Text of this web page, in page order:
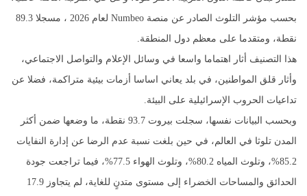
بحسب مؤشر التلوث الصادر عن منصة Numbeo لعام 2026 ، مسجلا 89.3
نقطة، ومتقدما على معظم دول المنطقة.
هذا التصنيف أثار اهتماما واسعا في وسائل الإعلام والتواصل الاجتماعي،
وأثار قلق المواطنين، في بلد يعاني اساسا أزمات بيئية متراكمة، فضلا عن
تداعيات الحروب الإسرائيلية على البيئة.
وبحسب البيانات نفسها، سجلت بيروت 93.7 نقطة، ما وضعها ضمن أكثر
المدن تلوثا في العالم، في حين بلغت نسبة عدم الرضا عن إدارة النفايات
85.2%، وتلوث المياه 80.2%، وتلوث الهواء 77.5%، فيما تراجعت جودة
الحدائق والمساحات الخضراء إلى مستوى متدنٍ للغاية، لم يتجاوز 17.9